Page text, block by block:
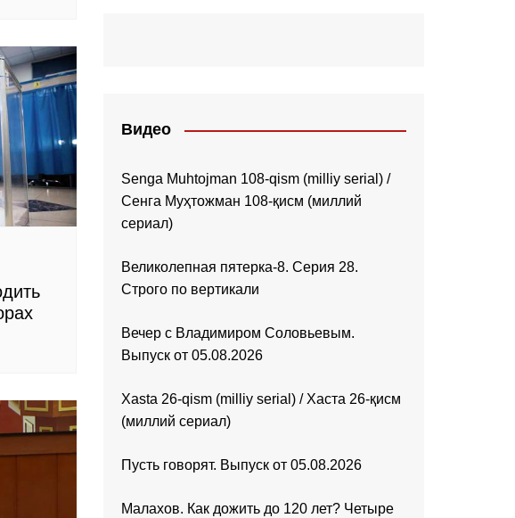
Видео
Senga Muhtojman 108-qism (milliy serial) /
Сенга Муҳтожман 108-қисм (миллий
сериал)
Великолепная пятерка-8. Серия 28.
Строго по вертикали
Вечер с Владимиром Соловьевым.
Выпуск от 05.08.2026
Xasta 26-qism (milliy serial) / Хаста 26-қисм
(миллий сериал)
Пусть говорят. Выпуск от 05.08.2026
Малахов. Как дожить до 120 лет? Четыре